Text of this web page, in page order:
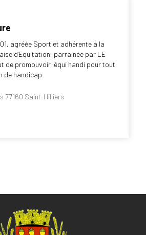
agréée Sport et adhérente à la
d'Equitation, parrainée par LE
de promouvoir l'équi handi pour tout
de handicap.
77160 Saint-Hilliers